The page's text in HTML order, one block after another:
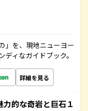
」を、現地ニューヨー
ィなガイドブック。
詳細を見る
的な奇岩と巨石１